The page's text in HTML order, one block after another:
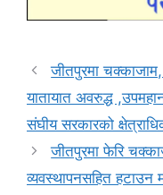
जीतपुरमा
यातायात अवरुद्ध
संघीय सरकारको
जीतपुरमा फेरि
व्यवस्थापनसहित